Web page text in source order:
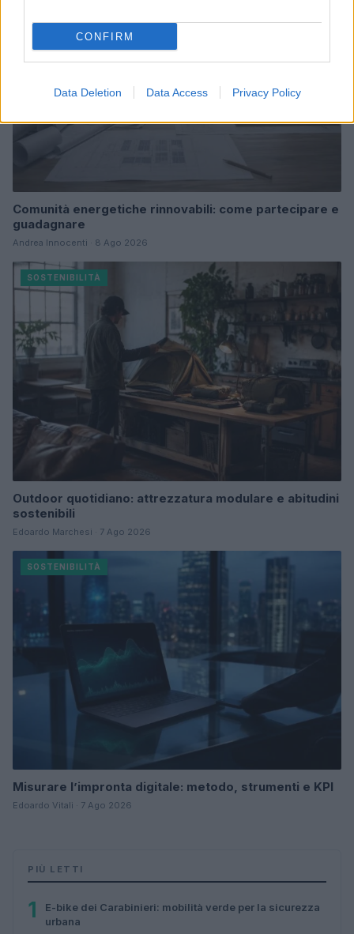
CONFIRM
Data Deletion Data Access Privacy Policy
Comunità energetiche rinnovabili: come partecipare e
guadagnare
Andrea Innocenti · 8 Ago 2026
SOSTENIBILITÀ
Outdoor quotidiano: attrezzatura modulare e abitudini
sostenibili
Edoardo Marchesi · 7 Ago 2026
SOSTENIBILITÀ
Misurare l’impronta digitale: metodo, strumenti e KPI
Edoardo Vitali · 7 Ago 2026
PIÙ LETTI
1
E-bike dei Carabinieri: mobilità verde per la sicurezza
urbana